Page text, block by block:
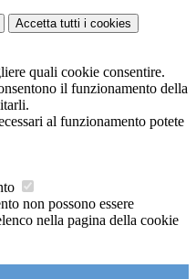
Accetta tutti i cookies
quali cookie consentire.
il funzionamento della
al funzionamento potete
non possono essere
nella pagina della cookie